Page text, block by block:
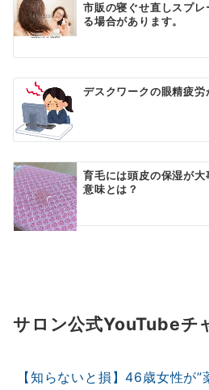
市販の寝ぐせ直しスプ
る場合があります。
デスクワークの眼精疲労
育毛には頭皮の保湿が
意味とは？
サロン公式YouTubeチ
【知らないと損】46歳女性が